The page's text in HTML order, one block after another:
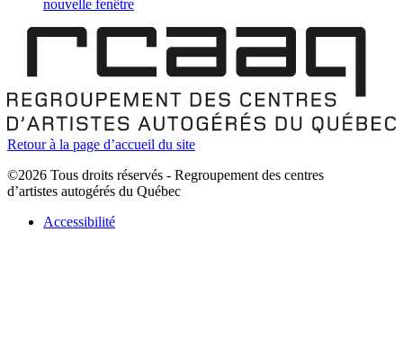
nouvelle fenêtre
Retour à la page d’accueil du site
©2026 Tous droits réservés - Regroupement des centres
d’artistes autogérés du Québec
Accessibilité